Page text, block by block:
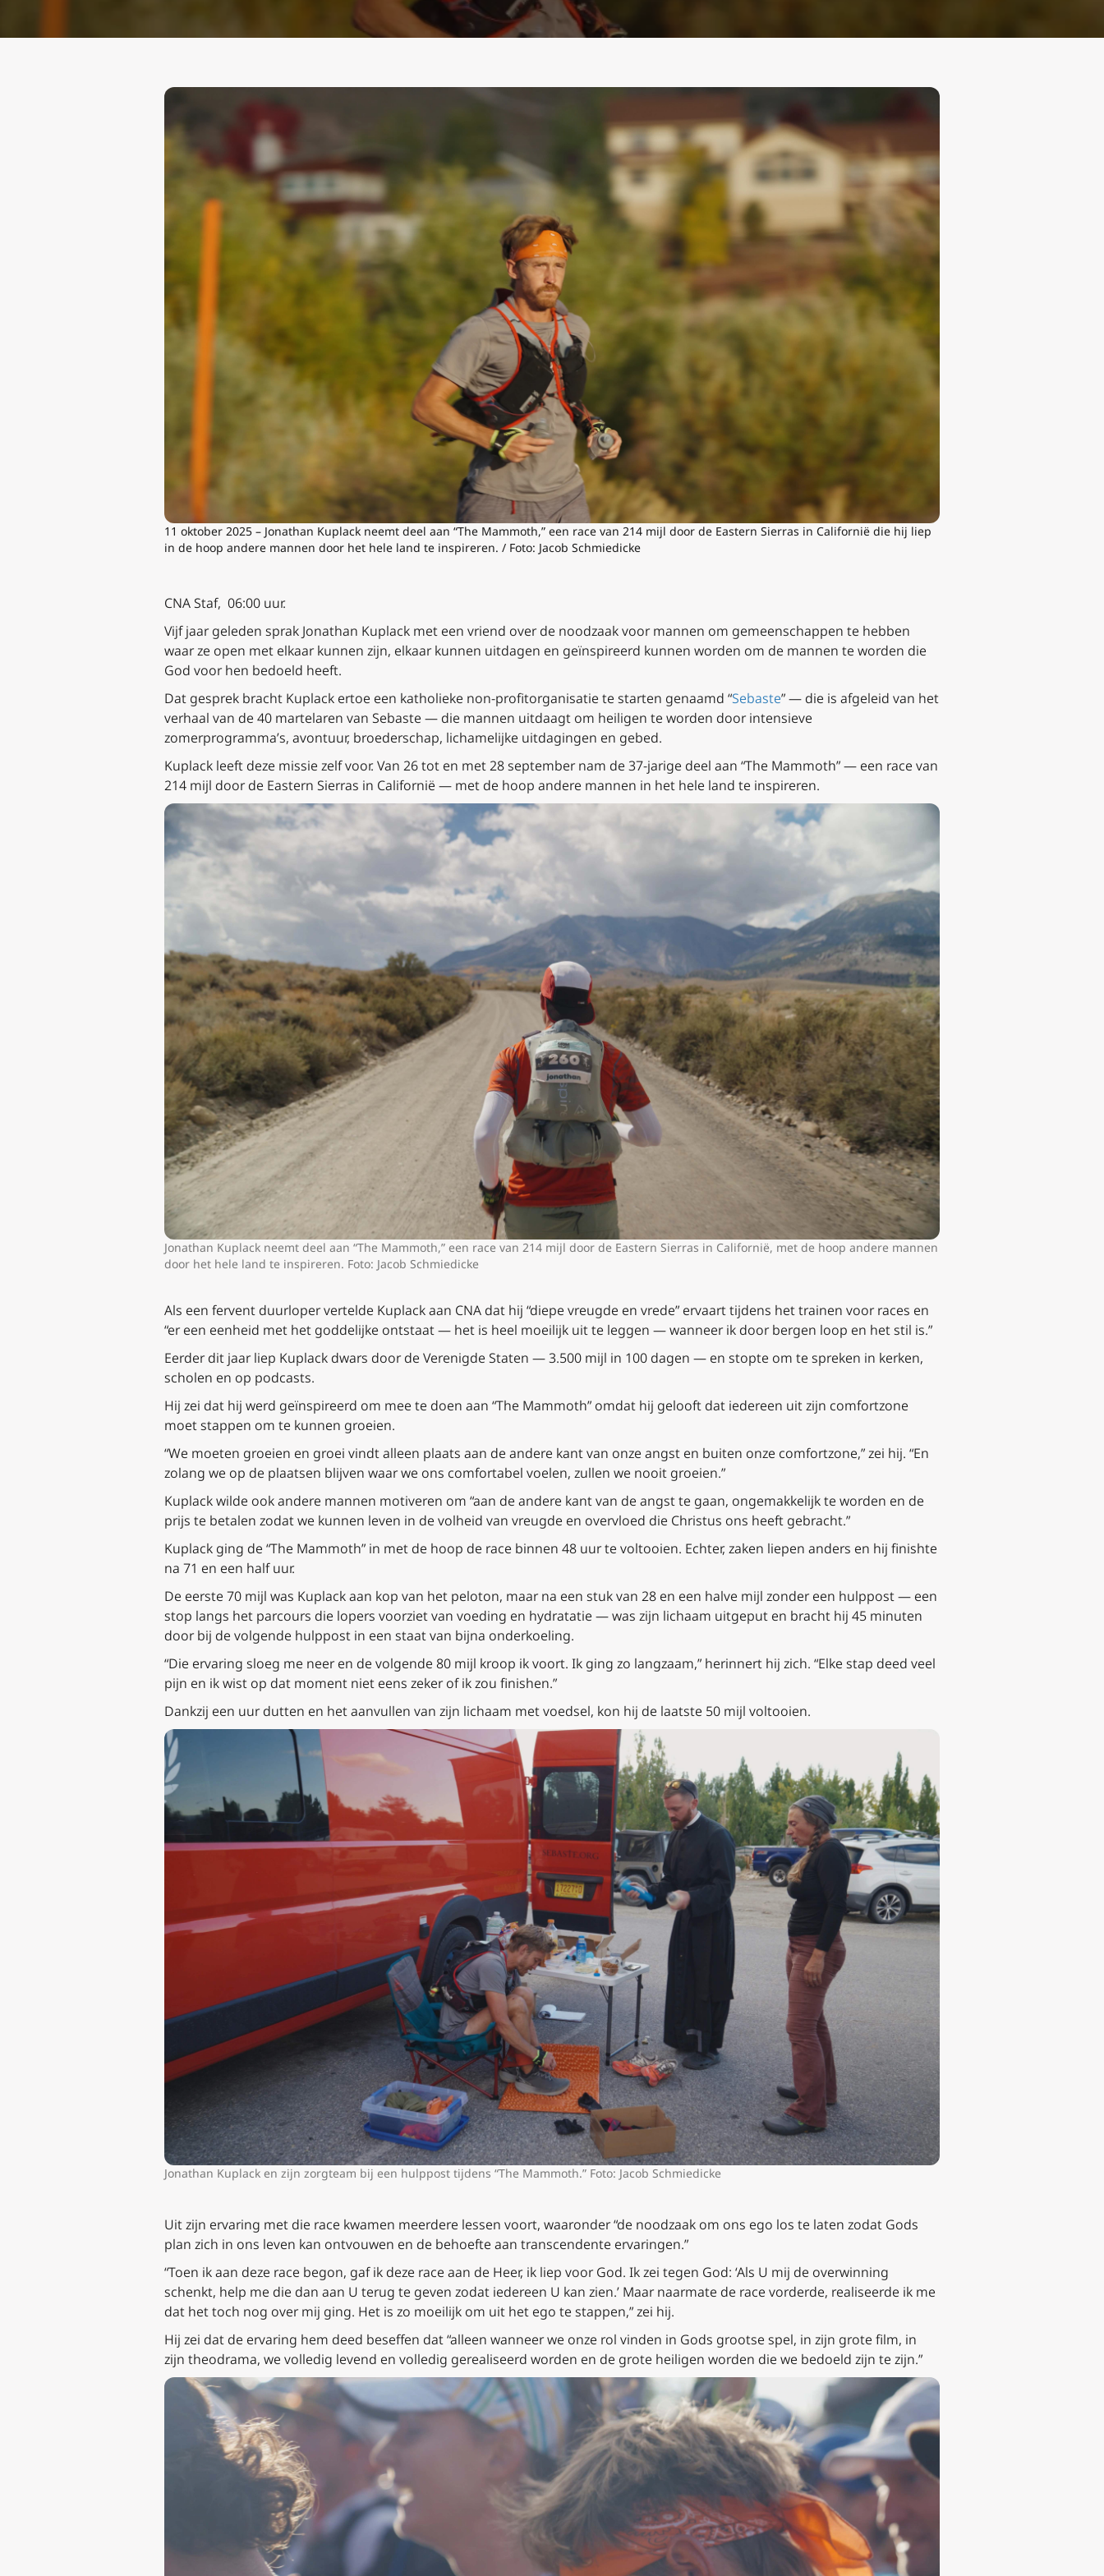
11 oktober 2025 – Jonathan Kuplack neemt deel aan “The Mammoth,” een race van 214 mijl door de Eastern Sierras in Californië die hij liep
in de hoop andere mannen door het hele land te inspireren. / Foto: Jacob Schmiedicke
CNA Staf, 06:00 uur.
Vijf jaar geleden sprak Jonathan Kuplack met een vriend over de noodzaak voor mannen om gemeenschappen te hebben
waar ze open met elkaar kunnen zijn, elkaar kunnen uitdagen en geïnspireerd kunnen worden om de mannen te worden die
God voor hen bedoeld heeft.
Dat gesprek bracht Kuplack ertoe een katholieke non-profitorganisatie te starten genaamd “Sebaste” — die is afgeleid van het
verhaal van de 40 martelaren van Sebaste — die mannen uitdaagt om heiligen te worden door intensieve
zomerprogramma’s, avontuur, broederschap, lichamelijke uitdagingen en gebed.
Kuplack leeft deze missie zelf voor. Van 26 tot en met 28 september nam de 37-jarige deel aan “The Mammoth” — een race van
214 mijl door de Eastern Sierras in Californië — met de hoop andere mannen in het hele land te inspireren.
Jonathan Kuplack neemt deel aan “The Mammoth,” een race van 214 mijl door de Eastern Sierras in Californië, met de hoop andere mannen
door het hele land te inspireren. Foto: Jacob Schmiedicke
Als een fervent duurloper vertelde Kuplack aan CNA dat hij “diepe vreugde en vrede” ervaart tijdens het trainen voor races en
“er een eenheid met het goddelijke ontstaat — het is heel moeilijk uit te leggen — wanneer ik door bergen loop en het stil is.”
Eerder dit jaar liep Kuplack dwars door de Verenigde Staten — 3.500 mijl in 100 dagen — en stopte om te spreken in kerken,
scholen en op podcasts.
Hij zei dat hij werd geïnspireerd om mee te doen aan “The Mammoth” omdat hij gelooft dat iedereen uit zijn comfortzone
moet stappen om te kunnen groeien.
“We moeten groeien en groei vindt alleen plaats aan de andere kant van onze angst en buiten onze comfortzone,” zei hij. “En
zolang we op de plaatsen blijven waar we ons comfortabel voelen, zullen we nooit groeien.”
Kuplack wilde ook andere mannen motiveren om “aan de andere kant van de angst te gaan, ongemakkelijk te worden en de
prijs te betalen zodat we kunnen leven in de volheid van vreugde en overvloed die Christus ons heeft gebracht.”
Kuplack ging de “The Mammoth” in met de hoop de race binnen 48 uur te voltooien. Echter, zaken liepen anders en hij finishte
na 71 en een half uur.
De eerste 70 mijl was Kuplack aan kop van het peloton, maar na een stuk van 28 en een halve mijl zonder een hulppost — een
stop langs het parcours die lopers voorziet van voeding en hydratatie — was zijn lichaam uitgeput en bracht hij 45 minuten
door bij de volgende hulppost in een staat van bijna onderkoeling.
“Die ervaring sloeg me neer en de volgende 80 mijl kroop ik voort. Ik ging zo langzaam,” herinnert hij zich. “Elke stap deed veel
pijn en ik wist op dat moment niet eens zeker of ik zou finishen.”
Dankzij een uur dutten en het aanvullen van zijn lichaam met voedsel, kon hij de laatste 50 mijl voltooien.
Jonathan Kuplack en zijn zorgteam bij een hulppost tijdens “The Mammoth.” Foto: Jacob Schmiedicke
Uit zijn ervaring met die race kwamen meerdere lessen voort, waaronder “de noodzaak om ons ego los te laten zodat Gods
plan zich in ons leven kan ontvouwen en de behoefte aan transcendente ervaringen.”
“Toen ik aan deze race begon, gaf ik deze race aan de Heer, ik liep voor God. Ik zei tegen God: ‘Als U mij de overwinning
schenkt, help me die dan aan U terug te geven zodat iedereen U kan zien.’ Maar naarmate de race vorderde, realiseerde ik me
dat het toch nog over mij ging. Het is zo moeilijk om uit het ego te stappen,” zei hij.
Hij zei dat de ervaring hem deed beseffen dat “alleen wanneer we onze rol vinden in Gods grootse spel, in zijn grote film, in
zijn theodrama, we volledig levend en volledig gerealiseerd worden en de grote heiligen worden die we bedoeld zijn te zijn.”